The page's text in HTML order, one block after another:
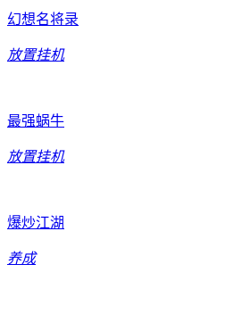
幻想名将录
放置挂机
最强蜗牛
放置挂机
爆炒江湖
养成